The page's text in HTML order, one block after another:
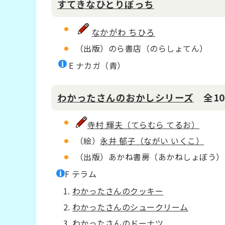
すてきなひとりぼっち
なかがわ ちひろ
（出版）のら書店（のらしょてん）
E ナカガ（青）
わかったさんのおかしシリーズ 全
寺村 輝夫（てらむら てるお）
（絵）永井 郁子（ながい いくこ）
（出版）あかね書房（あかねしょぼう）
F テラム
わかったさんのクッキー
わかったさんのシュークリーム